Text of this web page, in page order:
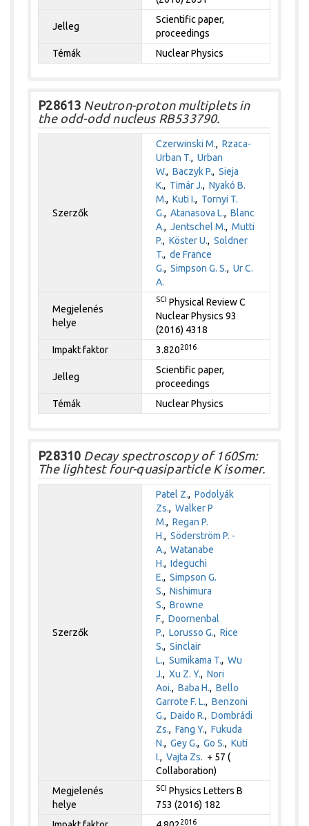
Jelleg
Scientific paper,
proceedings
Témák
Nuclear Physics
P28613 Neutron-proton multiplets in
the odd-odd nucleus RB533790.
Szerzők
Czerwinski M.,Rzaca-
Urban T.,Urban
W.,Baczyk P.,Sieja
K., Timár J.,Nyakó B.
M.,Kuti I., Tornyi T.
G.,Atanasova L.,Blanc
A.,Jentschel M.,Mutti
P.,Köster U.,Soldner
T.,de France
G.,Simpson G. S.,Ur C.
A.
Megjelenés
helye
SCI Physical Review C
Nuclear Physics 93
(2016) 4318
Impakt faktor
3.8202016
Jelleg
Scientific paper,
proceedings
Témák
Nuclear Physics
P28310 Decay spectroscopy of 160Sm:
The lightest four-quasiparticle K isomer.
Szerzők
Patel Z.,Podolyák
Zs.,Walker P
M.,Regan P.
H.,Söderström P. -
A.,Watanabe
H.,Ideguchi
E.,Simpson G.
S.,Nishimura
S.,Browne
F.,Doornenbal
P.,Lorusso G.,Rice
S.,Sinclair
L.,Sumikama T.,Wu
J.,Xu Z. Y.,Nori
Aoi.,Baba H.,Bello
Garrote F. L.,Benzoni
G.,Daido R.,Dombrádi
Zs.,Fang Y.,Fukuda
N.,Gey G.,Go S.,Kuti
I.,Vajta Zs. + 57 (
Collaboration)
Megjelenés
helye
SCI Physics Letters B
753 (2016) 182
2016